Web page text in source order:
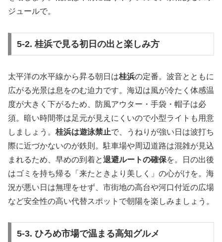
ジュールで。
5-2. 桂浜で見る初日の出と楽しみ方
太平洋の水平線から昇る朝日は桂浜の定番。波音とともに
広がる光景は息をのむ迫力です。海辺は風が冷たく体感温
度が大きく下がるため、防風アウター・手袋・帽子は必
須。暗い時間帯は足元が見えにくいので小型ライトも用意
しましょう。 桂浜は遊泳禁止で、うねりが強い日は波打ち
際に近づかないのが鉄則。駐車場や周辺道路は混雑が見込
まれるため、早めの到着と退避ルートの確保を。日の出後
はゴミを持ち帰る「来たときより美しく」の心がけを。海
況が悪い日は無理をせず、市街地の高台や河口付近の広場
など安全性の高い代替スポットで朝陽を楽しみましょう。
5-3. ひろめ市場で温まる高知グルメ